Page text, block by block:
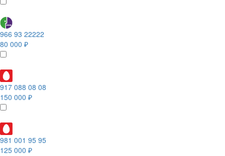
966 93 22222
80 000 ₽
917 088 08 08
150 000 ₽
981 001 95 95
125 000 ₽